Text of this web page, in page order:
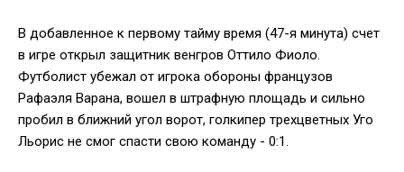
В добавленное к первому тайму время (47-я минута) счет
в игре открыл защитник венгров Оттило Фиоло.
Футболист убежал от игрока обороны французов
Рафаэля Варана, вошел в штрафную площадь и сильно
пробил в ближний угол ворот, голкипер трехцветных Уго
Льорис не смог спасти свою команду - 0:1.